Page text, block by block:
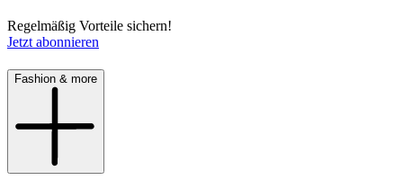
Regelmäßig Vorteile sichern!
Jetzt abonnieren
Fashion & more